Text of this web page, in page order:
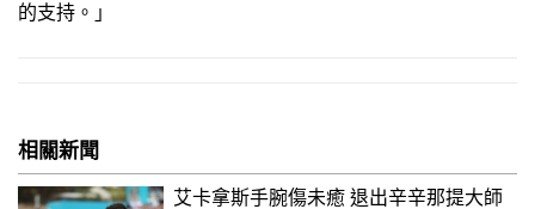
的支持。」
相關新聞
艾卡拿斯手腕傷未癒 退出辛辛那提大師